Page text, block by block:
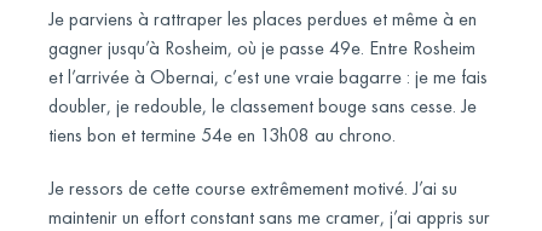
Je parviens à rattraper les places perdues et même à en
gagner jusqu’à Rosheim, où je passe 49e. Entre Rosheim
et l’arrivée à Obernai, c’est une vraie bagarre : je me fais
doubler, je redouble, le classement bouge sans cesse. Je
tiens bon et termine 54e en 13h08 au chrono.
Je ressors de cette course extrêmement motivé. J’ai su
maintenir un effort constant sans me cramer, j’ai appris sur